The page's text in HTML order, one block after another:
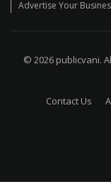
Advertise Your
© 2026 publicvani.
Contact Us